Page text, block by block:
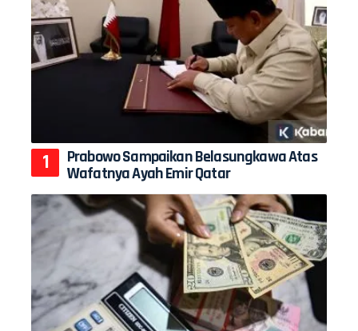
Prabowo Sampaikan Belasungkawa Atas
Wafatnya Ayah Emir Qatar